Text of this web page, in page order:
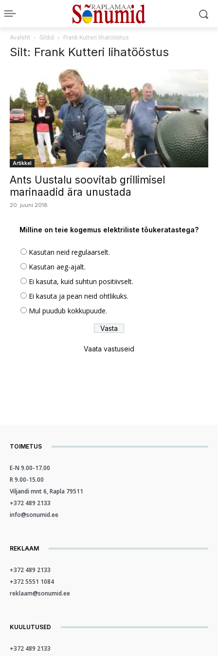
Avaleht Sildid Frank Kutteri lihatööstus
Silt: Frank Kutteri lihatööstus
Artikkel
Ants Uustalu soovitab grillimisel
marinaadid ära unustada
20. juuni 2018
Milline on teie kogemus elektriliste tõukeratastega?
Kasutan neid regulaarselt.
Kasutan aeg-ajalt.
Ei kasuta, kuid suhtun positiivselt.
Ei kasuta ja pean neid ohtlikuks.
Mul puudub kokkupuude.
Vaata vastuseid
TOIMETUS
E-N 9.00-17.00
R 9.00-15.00
Viljandi mnt 6, Rapla 79511
+372 489 2133
info@sonumid.ee
REKLAAM
+372 489 2133
+372 5551 1084
reklaam@sonumid.ee
KUULUTUSED
+372 489 2133